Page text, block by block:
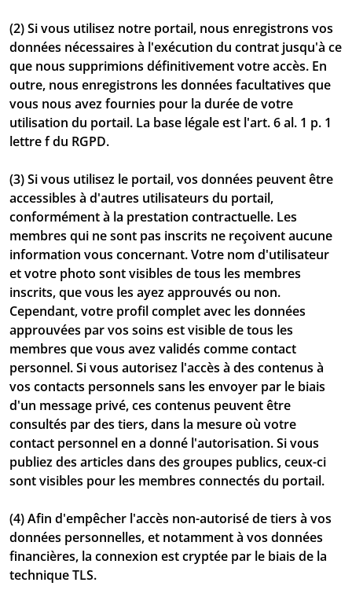
(2) Si vous utilisez notre portail, nous enregistrons vos
données nécessaires à l'exécution du contrat jusqu'à ce
que nous supprimions définitivement votre accès. En
outre, nous enregistrons les données facultatives que
vous nous avez fournies pour la durée de votre
utilisation du portail. La base légale est l'art. 6 al. 1 p. 1
lettre f du RGPD.
(3) Si vous utilisez le portail, vos données peuvent être
accessibles à d'autres utilisateurs du portail,
conformément à la prestation contractuelle. Les
membres qui ne sont pas inscrits ne reçoivent aucune
information vous concernant. Votre nom d'utilisateur
et votre photo sont visibles de tous les membres
inscrits, que vous les ayez approuvés ou non.
Cependant, votre profil complet avec les données
approuvées par vos soins est visible de tous les
membres que vous avez validés comme contact
personnel. Si vous autorisez l'accès à des contenus à
vos contacts personnels sans les envoyer par le biais
d'un message privé, ces contenus peuvent être
consultés par des tiers, dans la mesure où votre
contact personnel en a donné l'autorisation. Si vous
publiez des articles dans des groupes publics, ceux-ci
sont visibles pour les membres connectés du portail.
(4) Afin d'empêcher l'accès non-autorisé de tiers à vos
données personnelles, et notamment à vos données
financières, la connexion est cryptée par le biais de la
technique TLS.